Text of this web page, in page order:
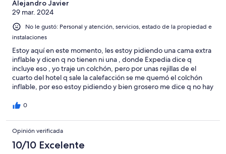
Alejandro Javier
29 mar. 2024
No le gustó: Personal y atención, servicios, estado de la propiedad e
instalaciones
Estoy aquí en este momento, les estoy pidiendo una cama extra
inflable y dicen q no tienen ni una , donde Expedia dice q
incluye eso , yo traje un colchón, pero por unas rejillas de el
cuarto del hotel q sale la calefacción se me quemó el colchón
inflable, por eso estoy pidiendo y bien grosero me dice q no hay
0
Opinión verificada
10/10 Excelente